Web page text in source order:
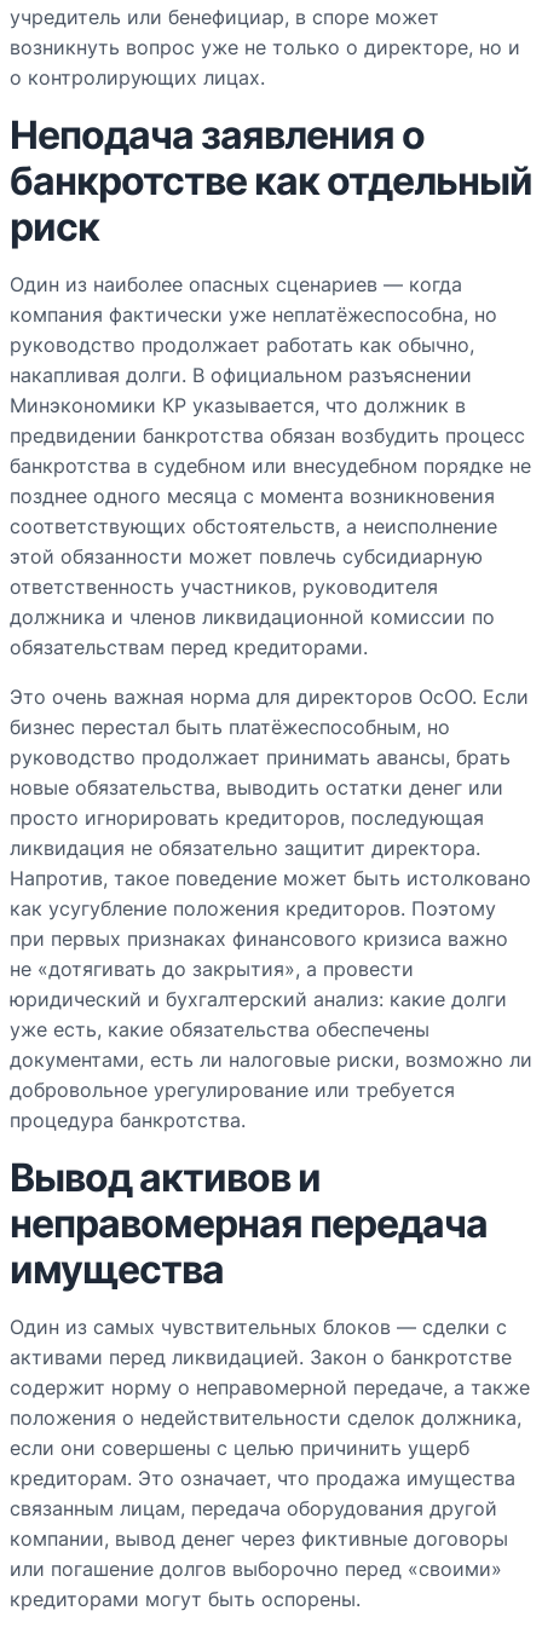
учредитель или бенефициар, в споре может
возникнуть вопрос уже не только о директоре, но и
о контролирующих лицах.
Неподача заявления о
банкротстве как отдельный
риск
Один из наиболее опасных сценариев — когда
компания фактически уже неплатёжеспособна, но
руководство продолжает работать как обычно,
накапливая долги. В официальном разъяснении
Минэкономики КР указывается, что должник в
предвидении банкротства обязан возбудить процесс
банкротства в судебном или внесудебном порядке не
позднее одного месяца с момента возникновения
соответствующих обстоятельств, а неисполнение
этой обязанности может повлечь субсидиарную
ответственность участников, руководителя
должника и членов ликвидационной комиссии по
обязательствам перед кредиторами.
Это очень важная норма для директоров ОсОО. Если
бизнес перестал быть платёжеспособным, но
руководство продолжает принимать авансы, брать
новые обязательства, выводить остатки денег или
просто игнорировать кредиторов, последующая
ликвидация не обязательно защитит директора.
Напротив, такое поведение может быть истолковано
как усугубление положения кредиторов. Поэтому
при первых признаках финансового кризиса важно
не «дотягивать до закрытия», а провести
юридический и бухгалтерский анализ: какие долги
уже есть, какие обязательства обеспечены
документами, есть ли налоговые риски, возможно ли
добровольное урегулирование или требуется
процедура банкротства.
Вывод активов и
неправомерная передача
имущества
Один из самых чувствительных блоков — сделки с
активами перед ликвидацией. Закон о банкротстве
содержит норму о неправомерной передаче, а также
положения о недействительности сделок должника,
если они совершены с целью причинить ущерб
кредиторам. Это означает, что продажа имущества
связанным лицам, передача оборудования другой
компании, вывод денег через фиктивные договоры
или погашение долгов выборочно перед «своими»
кредиторами могут быть оспорены.